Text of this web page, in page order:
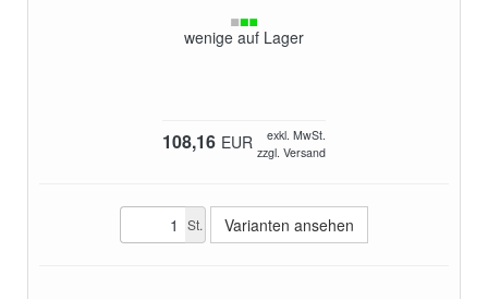
wenige auf Lager
108,16 EUR
exkl. MwSt.
zzgl. Versand
St. Varianten ansehen